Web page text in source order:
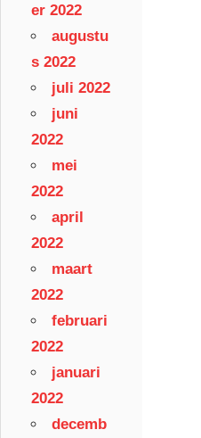
er 2022
augustu
s 2022
juli 2022
juni
2022
mei
2022
april
2022
maart
2022
februari
2022
januari
2022
decemb